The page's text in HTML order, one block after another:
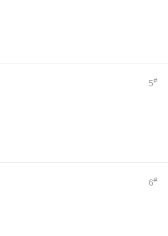
5#
6#